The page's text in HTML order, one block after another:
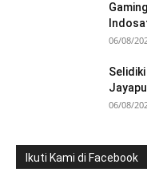
06/08/
06/08/
Ikuti Kami di Facebook